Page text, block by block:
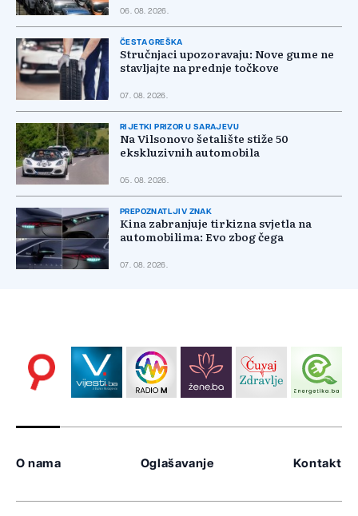
06. 08. 2026.
ČESTA GREŠKA
Stručnjaci upozoravaju: Nove gume ne
stavljajte na prednje točkove
07. 08. 2026.
RIJETKI PRIZOR U SARAJEVU
Na Vilsonovo šetalište stiže 50
ekskluzivnih automobila
05. 08. 2026.
PREPOZNATLJIV ZNAK
Kina zabranjuje tirkizna svjetla na
automobilima: Evo zbog čega
07. 08. 2026.
O nama Oglašavanje Kontakt